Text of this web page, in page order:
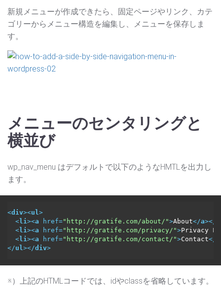
新規メニューが作成できたら、固定ページやリンク、カテ
ゴリーからメニュー構造を編集し、メニューを保存しま
す。
メニューのセンタリングと
横並び
wp_nav_menu はデフォルトで以下のようなHMTLを出力し
ます。
<div><ul >
<li ><a href="http://gratife.com/about/">About</a></
<li ><a href="http://gratife.com/privacy/">Privacy
<li ><a href="http://gratife.com/contact/">Contact</
</ul ></div>
※）上記のHTMLコードでは、idやclassを省略しています。